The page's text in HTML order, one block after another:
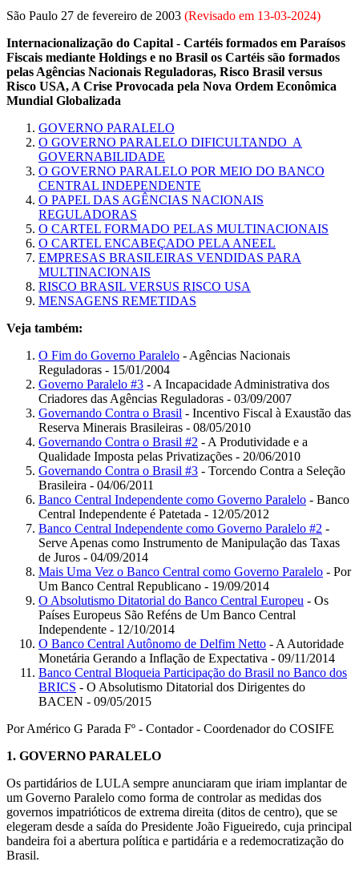
São Paulo 27 de fevereiro de 2003 (Revisado em 13-03-2024)
Internacionalização do Capital - Cartéis formados em Paraísos
Fiscais mediante Holdings e no Brasil os Cartéis são formados
pelas Agências Nacionais Reguladoras, Risco Brasil versus
Risco USA, A Crise Provocada pela Nova Ordem Econômica
Mundial Globalizada
GOVERNO PARALELO
O GOVERNO PARALELO DIFICULTANDO A
GOVERNABILIDADE
O GOVERNO PARALELO POR MEIO DO BANCO
CENTRAL INDEPENDENTE
O PAPEL DAS AGÊNCIAS NACIONAIS
REGULADORAS
O CARTEL FORMADO PELAS MULTINACIONAIS
O CARTEL ENCABEÇADO PELA ANEEL
EMPRESAS BRASILEIRAS VENDIDAS PARA
MULTINACIONAIS
RISCO BRASIL VERSUS RISCO USA
MENSAGENS REMETIDAS
Veja também:
O Fim do Governo Paralelo - Agências Nacionais
Reguladoras - 15/01/2004
Governo Paralelo #3 - A Incapacidade Administrativa dos
Criadores das Agências Reguladoras - 03/09/2007
Governando Contra o Brasil - Incentivo Fiscal à Exaustão das
Reserva Minerais Brasileiras - 08/05/2010
Governando Contra o Brasil #2 - A Produtividade e a
Qualidade Imposta pelas Privatizações - 20/06/2010
Governando Contra o Brasil #3 - Torcendo Contra a Seleção
Brasileira - 04/06/2011
Banco Central Independente como Governo Paralelo - Banco
Central Independente é Patetada - 12/05/2012
Banco Central Independente como Governo Paralelo #2 -
Serve Apenas como Instrumento de Manipulação das Taxas
de Juros - 04/09/2014
Mais Uma Vez o Banco Central como Governo Paralelo - Por
Um Banco Central Republicano - 19/09/2014
O Absolutismo Ditatorial do Banco Central Europeu - Os
Países Europeus São Reféns de Um Banco Central
Independente - 12/10/2014
O Banco Central Autônomo de Delfim Netto - A Autoridade
Monetária Gerando a Inflação de Expectativa - 09/11/2014
Banco Central Bloqueia Participação do Brasil no Banco dos
BRICS - O Absolutismo Ditatorial dos Dirigentes do
BACEN - 09/05/2015
Por Américo G Parada Fº - Contador - Coordenador do COSIFE
1. GOVERNO PARALELO
Os partidários de LULA sempre anunciaram que iriam implantar de
um Governo Paralelo como forma de controlar as medidas dos
governos impatrióticos de extrema direita (ditos de centro), que se
elegeram desde a saída do Presidente João Figueiredo, cuja principal
bandeira foi a abertura política e partidária e a redemocratização do
Brasil.